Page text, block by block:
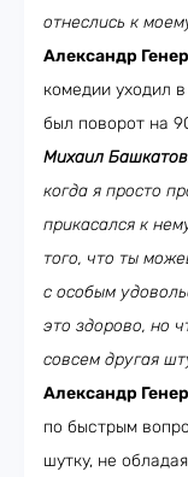
отнеслись к
Александр
комедии уходил
был поворот на
Михаил
когда я просто
прикасался к
того, что ты
с особым
это здорово, но
совсем другая
Александр
по быстрым
шутку, не